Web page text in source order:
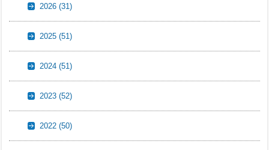
2026(31)
2025(51)
2024(51)
2023(52)
2022(50)